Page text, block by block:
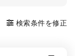
検索条件を修正